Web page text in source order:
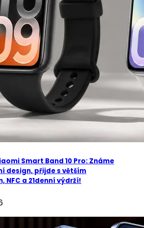
Smart Band 10 Pro: Známe
design, přijde s větším
NFC a 21denní výdrží!